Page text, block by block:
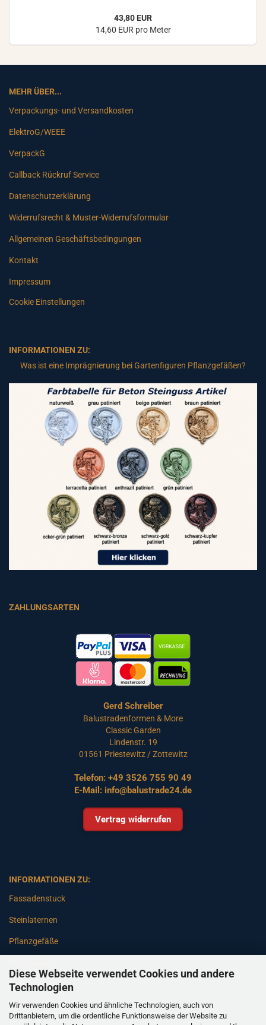
Diese Webseite verwendet Cookies und andere
Technologien
Wir verwenden Cookies und ähnliche Technologien, auch von
Drittanbietern, um die ordentliche Funktionsweise der Website zu
43,80 EUR
14,60 EUR pro Meter
MEHR ÜBER...
Verpackungs- und Versandkosten
ElektroG/WEEE
VerpackG
Callback Rückruf Service
Datenschutzerklärung
Widerrufsrecht & Muster-Widerrufsformular
Allgemeinen Geschäftsbedingungen
Kontakt
Impressum
Cookie Einstellungen
INFORMATIONEN ZU:
Was ist eine Imprägnierung bei Gartenfiguren Pflanzgefäßen?
ZAHLUNGSARTEN
Gerd Schreiber
Balustradenformen & More
Classic Garden
Lindenstr. 19
01561 Priestewitz / Zottewitz
Telefon: +49 3526 755 90 49
E-Mail: info@balustrade24.de
Vertrag widerrufen
INFORMATIONEN ZU:
Fassadenstuck
Steinlaternen
Pflanzgefäße
Gartenbänke
Pfeiler